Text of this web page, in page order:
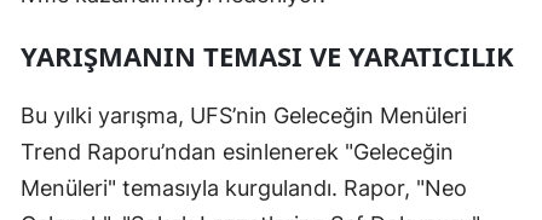
YARIŞMANIN TEMASI VE YARATICILIK
Bu yılki yarışma, UFS’nin Geleceğin Menüleri
Trend Raporu’ndan esinlenerek "Geleceğin
Menüleri" temasıyla kurgulandı. Rapor, "Neo